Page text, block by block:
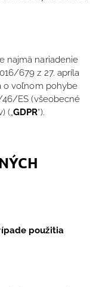
najmä nariadenie
679 z 27. apríla
o voľnom pohybe
ES (všeobecné
(„GDPR“).
použitia